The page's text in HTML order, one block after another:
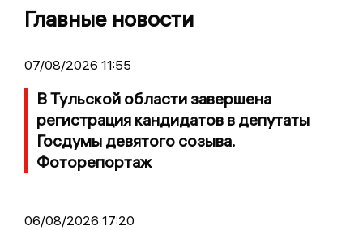
Главные новости
07/08/2026 11:55
В Тульской области завершена
регистрация кандидатов в депутаты
Госдумы девятого созыва.
Фоторепортаж
06/08/2026 17:20